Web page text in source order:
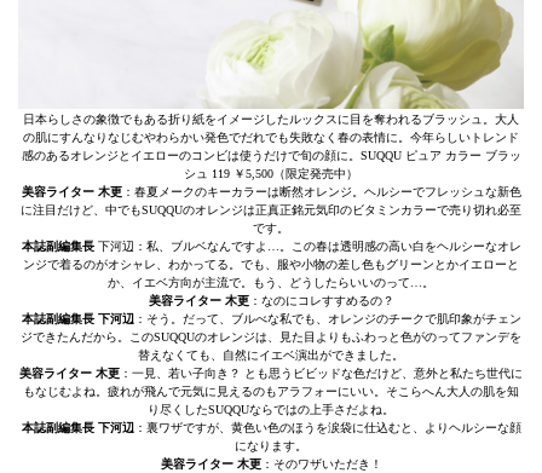
日本らしさの象徴でもある折り紙をイメージしたルックスに目を奪われるブラッシュ。大人
の肌にすんなりなじむやわらかい発色でだれでも失敗なく春の表情に。今年らしいトレンド
感のあるオレンジとイエローのコンビは使うだけで旬の顔に。SUQQU ピュア カラー ブラッ
シュ 119 ￥5,500（限定発売中）
美容ライター 木更：春夏メークのキーカラーは断然オレンジ。ヘルシーでフレッシュな新色
に注目だけど、中でもSUQQUのオレンジは正真正銘元気印のビタミンカラーで売り切れ必至
です。
本誌副編集長下河辺：私、ブルベなんですよ…。この春は透明感の高い白をヘルシーなオレ
ンジで着るのがオシャレ、わかってる。でも、服や小物の差し色もグリーンとかイエローと
か、イエベ方向が主流で。もう、どうしたらいいのって…。
美容ライター 木更：なのにコレすすめるの？
本誌副編集長 下河辺：そう。だって、ブルべな私でも、オレンジのチークで肌印象がチェン
ジできたんだから。このSUQQUのオレンジは、見た目よりもふわっと色がのってファンデを
替えなくても、自然にイエベ演出ができました。
美容ライター 木更 ：一見、若い子向き？ とも思うビビッドな色だけど、意外と私たち世代に
もなじむよね。疲れが飛んで元気に見えるのもアラフォーにいい。そこらへん大人の肌を知
り尽くしたSUQQUならではの上手さだよね。
本誌副編集長 下河辺：裏ワザですが、黄色い色のほうを涙袋に仕込むと、よりヘルシーな顔
になります。
美容ライター 木更：そのワザいただき！